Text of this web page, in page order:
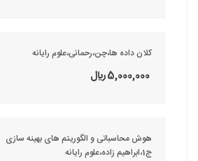
کلان داده ها،چن،رحمانی،علوم رایانه
5,000,000 ريال
هوش محاسباتی و الگوریتم های بهینه سازی
ج1،ابراهیم زاده،علوم رایانه